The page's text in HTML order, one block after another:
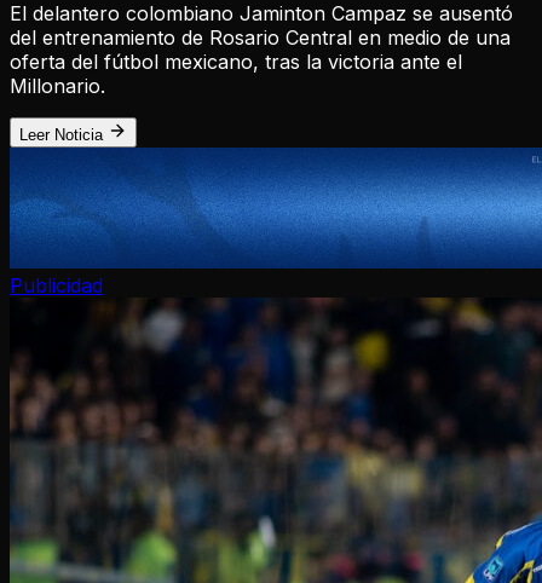
El delantero colombiano Jaminton Campaz se ausentó
del entrenamiento de Rosario Central en medio de una
oferta del fútbol mexicano, tras la victoria ante el
Millonario.
Leer Noticia
Publicidad